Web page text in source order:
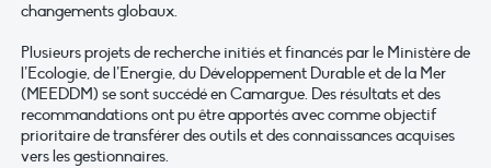
changements globaux.
Plusieurs projets de recherche initiés et financés par le Ministère de
l’Ecologie, de l’Energie, du Développement Durable et de la Mer
(MEEDDM) se sont succédé en Camargue. Des résultats et des
recommandations ont pu être apportés avec comme objectif
prioritaire de transférer des outils et des connaissances acquises
vers les gestionnaires.